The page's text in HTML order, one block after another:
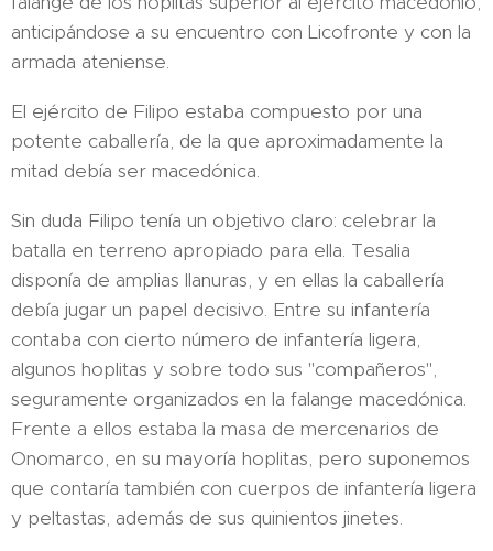
anticipándose a su encuentro con Licofronte y con la
armada ateniense.
El ejército de Filipo estaba compuesto por una
potente caballería, de la que aproximadamente la
mitad debía ser macedónica.
Sin duda Filipo tenía un objetivo claro: celebrar la
batalla en terreno apropiado para ella. Tesalia
disponía de amplias llanuras, y en ellas la caballería
debía jugar un papel decisivo. Entre su infantería
contaba con cierto número de infantería ligera,
algunos hoplitas y sobre todo sus "compañeros",
seguramente organizados en la falange macedónica.
Frente a ellos estaba la masa de mercenarios de
Onomarco, en su mayoría hoplitas, pero suponemos
que contaría también con cuerpos de infantería ligera
y peltastas, además de sus quinientos jinetes.